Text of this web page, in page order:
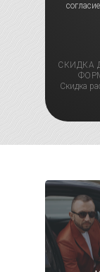
СКИДКА
Скидка